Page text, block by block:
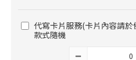
代寫卡片服務(卡片內容請於
款式隨機